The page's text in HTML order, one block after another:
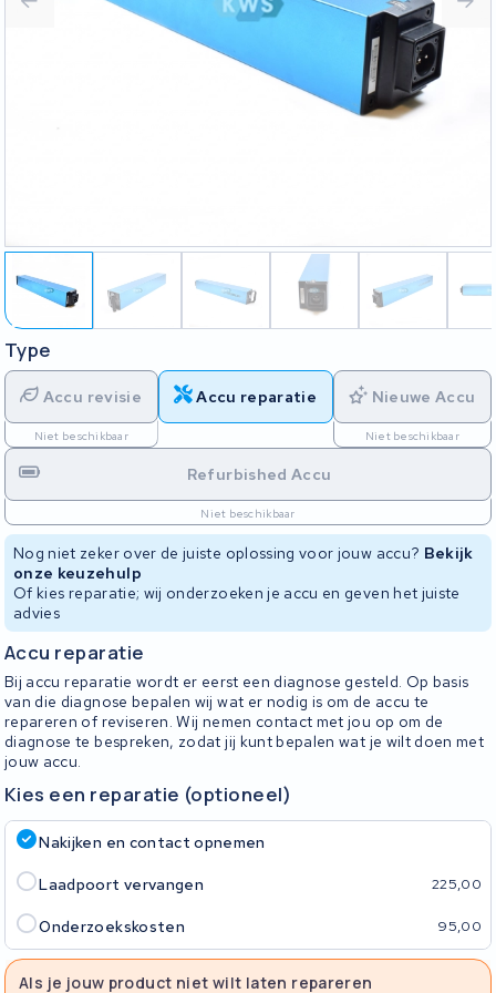
Type
Accu revisie
Niet beschikbaar
Accu reparatie Nieuwe Accu
Niet beschikbaar
Refurbished Accu
Niet beschikbaar
Nog niet zeker over de juiste oplossing voor jouw accu? Bekijk
onze keuzehulp
Of kies reparatie; wij onderzoeken je accu en geven het juiste
advies
Accu reparatie
Bij accu reparatie wordt er eerst een diagnose gesteld. Op basis
van die diagnose bepalen wij wat er nodig is om de accu te
repareren of reviseren. Wij nemen contact met jou op om de
diagnose te bespreken, zodat jij kunt bepalen wat je wilt doen met
jouw accu.
Kies een reparatie (optioneel)
Nakijken en contact opnemen
Laadpoort vervangen 225,00
Onderzoekskosten 95,00
Als je jouw product niet wilt laten repareren